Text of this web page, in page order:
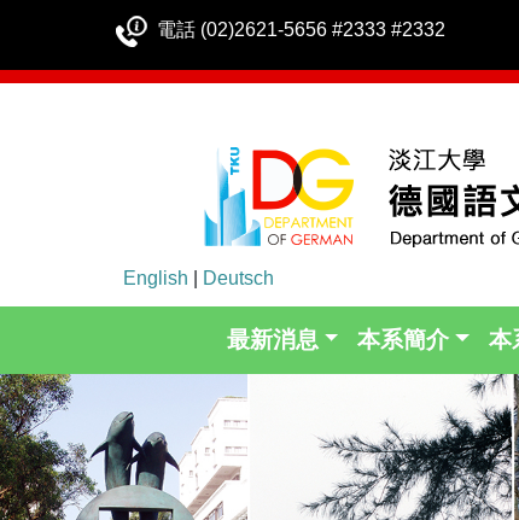
電話 (02)2621-5656 #2333 #2332
English Deutsch
最新消息 本系簡介 本